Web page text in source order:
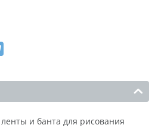
и банта для рисования